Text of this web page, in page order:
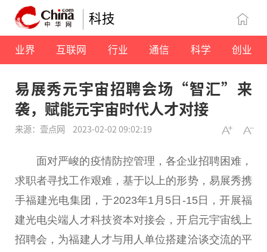
科技
业界 互联网 行业 通信 科学 创业
易展秀元宇宙招聘会场“智汇”来
袭，赋能元宇宙时代人才对接
来源：壹点网 2023-02-02 09:02:19
面对严峻的疫情防控管理，各企业招聘困难，
求职者寻找工作艰难，基于以上的形势，易展秀携
手福建光电集团，于2023年1月5日-15日，开展福
建光电尖端人才科技资本对接会，开启元宇宙线上
招聘会，为福建人才与用人单位搭建洽谈交流的平